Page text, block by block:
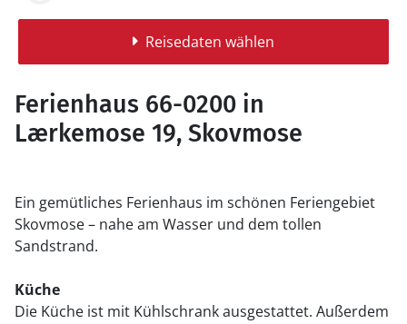
Reisedaten wählen
Ferienhaus 66-0200 in
Lærkemose 19, Skovmose
Ein gemütliches Ferienhaus im schönen Feriengebiet
Skovmose – nahe am Wasser und dem tollen
Sandstrand.
Küche
Die Küche ist mit Kühlschrank ausgestattet. Außerdem